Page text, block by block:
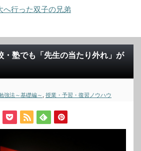
へ行った双子の兄弟
・塾でも「先生の当たり外れ」が
強法～基礎編～ 授業・予習・復習ノウハウ